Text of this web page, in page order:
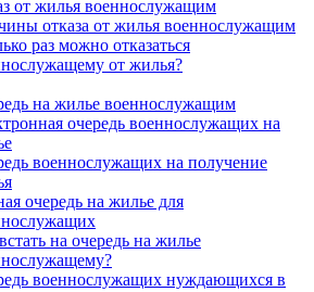
от жилья военнослужащим
отказа от жилья военнослужащим
раз можно отказаться
от жилья?
на жилье военнослужащим
очередь военнослужащих на
военнослужащих на получение
очередь на жилье для
на очередь на жилье
военнослужащих нуждающихся в